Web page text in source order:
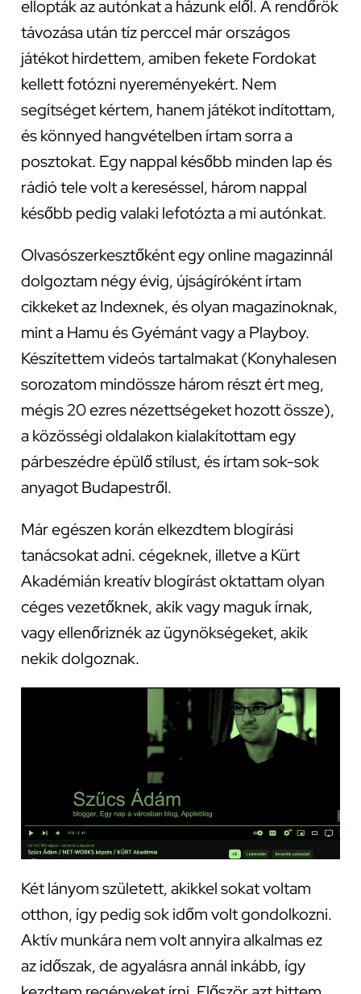
ellopták az autónkat a házunk elől. A rendőrök
távozása után tíz perccel már országos
játékot hirdettem, amiben fekete Fordokat
kellett fotózni nyereményekért. Nem
segítséget kértem, hanem játékot indítottam,
és könnyed hangvételben írtam sorra a
posztokat. Egy nappal később minden lap és
rádió tele volt a kereséssel, három nappal
később pedig valaki lefotózta a mi autónkat.
Olvasószerkesztőként egy online magazinnál
dolgoztam négy évig, újságíróként írtam
cikkeket az Indexnek, és olyan magazinoknak,
mint a Hamu és Gyémánt vagy a Playboy.
Készítettem videós tartalmakat (Konyhalesen
sorozatom mindössze három részt ért meg,
mégis 20 ezres nézettségeket hozott össze),
a közösségi oldalakon kialakítottam egy
párbeszédre épülő stílust, és írtam sok-sok
anyagot Budapestről.
Már egészen korán elkezdtem blogírási
tanácsokat adni. cégeknek, illetve a Kürt
Akadémián kreatív blogírást oktattam olyan
céges vezetőknek, akik vagy maguk írnak,
vagy ellenőriznék az ügynökségeket, akik
nekik dolgoznak.
Két lányom született, akikkel sokat voltam
otthon, így pedig sok időm volt gondolkozni.
Aktív munkára nem volt annyira alkalmas ez
az időszak, de agyalásra annál inkább, így